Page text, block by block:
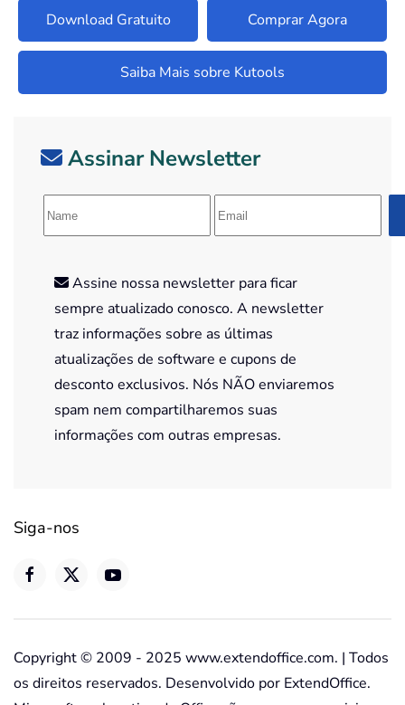
Download Gratuito Comprar Agora
Saiba Mais sobre Kutools
Assinar Newsletter
Assine nossa newsletter para ficar
sempre atualizado conosco. A newsletter
traz informações sobre as últimas
atualizações de software e cupons de
desconto exclusivos. Nós NÃO enviaremos
spam nem compartilharemos suas
informações com outras empresas.
Siga-nos
Copyright © 2009 - 2025 www.extendoffice.com. | Todos
os direitos reservados. Desenvolvido por ExtendOffice.